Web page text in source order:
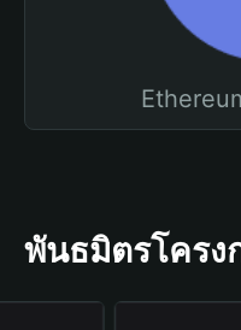
พันธมิตรโครง